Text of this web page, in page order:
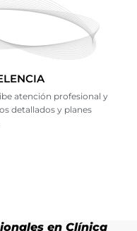
atención profesional y
detallados y planes
en Clínica